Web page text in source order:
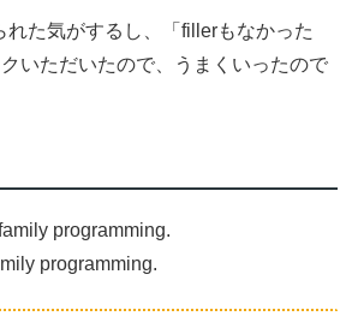
れた気がするし、「fillerもなかった
いただいたので、うまくいったので
programming.
programming.